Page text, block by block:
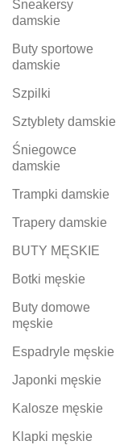
Sneakersy
damskie
Buty sportowe
damskie
Szpilki
Sztyblety damskie
Śniegowce
damskie
Trampki damskie
Trapery damskie
BUTY MĘSKIE
Botki męskie
Buty domowe
męskie
Espadryle męskie
Japonki męskie
Kalosze męskie
Klapki męskie